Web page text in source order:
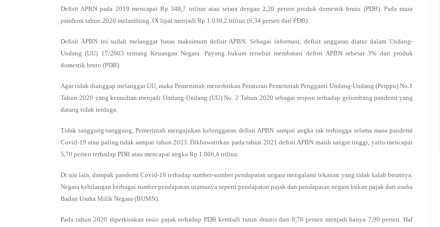
Defisit APBN pada 2019 mencapai Rp 348,7 triliun atau setara dengan 2,20 persen produk domestik bruto (PDB). Pada masa
pandemi tahun 2020 melambung 3X lipat menjadi Rp 1.039,2 triliun (6,34 persen dari PDB).
Defisit APBN ini sudah melanggar batas maksimum defisit APBN. Sebagai informasi, defisit anggaran diatur dalam Undang-
Undang (UU) 17/2003 tentang Keuangan Negara. Payung hukum tersebut membatasi defisit APBN sebesar 3% dari produk
domestik bruto (PDB).
Agar tidak dianggap melanggar UU, maka Pemerintah menerbitkan Peraturan Pemerintah Pengganti Undang-Undang (Perppu) No.1
Tahun 2020 yang kemudian menjadi Undang-Undang (UU) No. 2 Tahun 2020 sebagai respon terhadap gelombang pandemi yang
datang tidak terduga.
Tidak tanggung-tanggung, Pemerintah mengajukan kelonggaran defisit APBN sampai angka tak terhingga selama masa pandemi
Covid-19 atau paling tidak sampai tahun 2023. Dikhawatirkan pada tahun 2021 defisit APBN masih sangat tinggi, yaitu mencapai
5,70 persen terhadap PDB atau mencapai angka Rp 1.006,4 triliun.
Di sisi lain, dampak pandemi Covid-19 terhadap sumber-sumber pendapatan negara mengalami tekanan yang tidak kalah beratnya.
Negara kehilangan berbagai sumber pendapatan utamanya seperti pendapatan pajak dan pendapatan negara bukan pajak dari usaha
Badan Usaha Milik Negara (BUMN).
Pada tahun 2020 diperkirakan rasio pajak terhadap PDB kembali turun drastis dari 9,76 persen menjadi hanya 7,90 persen. Hal